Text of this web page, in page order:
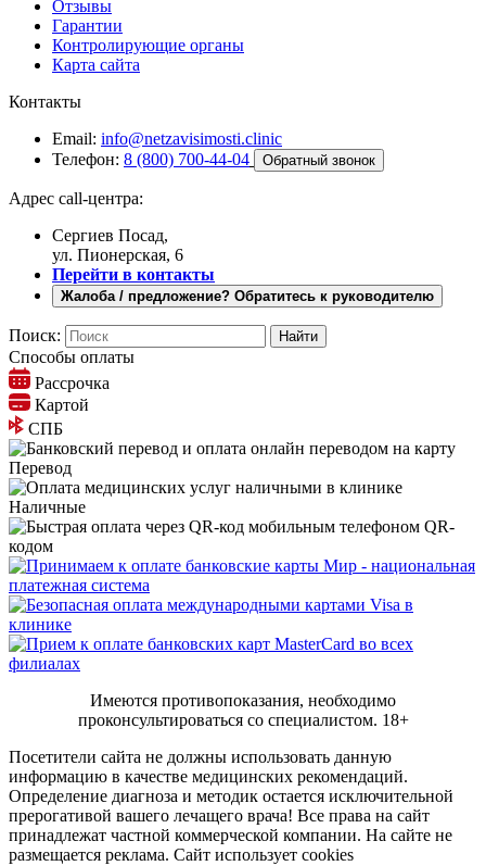
Отзывы
Гарантии
Контролирующие органы
Карта сайта
Контакты
Email: info@netzavisimosti.clinic
Телефон: 8 (800) 700-44-04 Обратный звонок
Адрес call-центра:
Сергиев Посад,
ул. Пионерская, 6
Перейти в контакты
Жалоба / предложение? Обратитесь к руководителю
Поиск:
Способы оплаты
Рассрочка
Картой
СПБ
Перевод
Наличные
QR-
кодом
Имеются противопоказания, необходимо
проконсультироваться со специалистом. 18+
Посетители сайта не должны использовать данную
информацию в качестве медицинских рекомендаций.
Определение диагноза и методик остается исключительной
прерогативой вашего лечащего врача! Все права на сайт
принадлежат частной коммерческой компании. На сайте не
размещается реклама. Сайт использует cookies